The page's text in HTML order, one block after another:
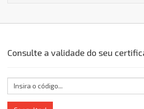
Consulte a validade do seu